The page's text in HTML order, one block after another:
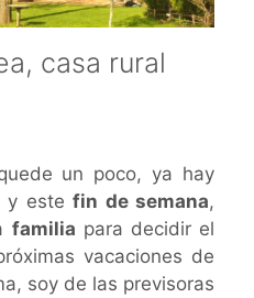
casa rural
un poco, ya hay
y estefin de semana,
familia para decidir el
vacaciones de
soy de las previsoras